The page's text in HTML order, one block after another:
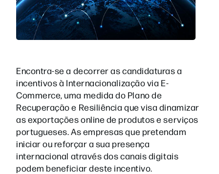
Encontra-se a decorrer as candidaturas a
incentivos à Internacionalização via E-
Commerce, uma medida do Plano de
Recuperação e Resiliência que visa dinamizar
as exportações online de produtos e serviços
portugueses. As empresas que pretendam
iniciar ou reforçar a sua presença
internacional através dos canais digitais
podem beneficiar deste incentivo.